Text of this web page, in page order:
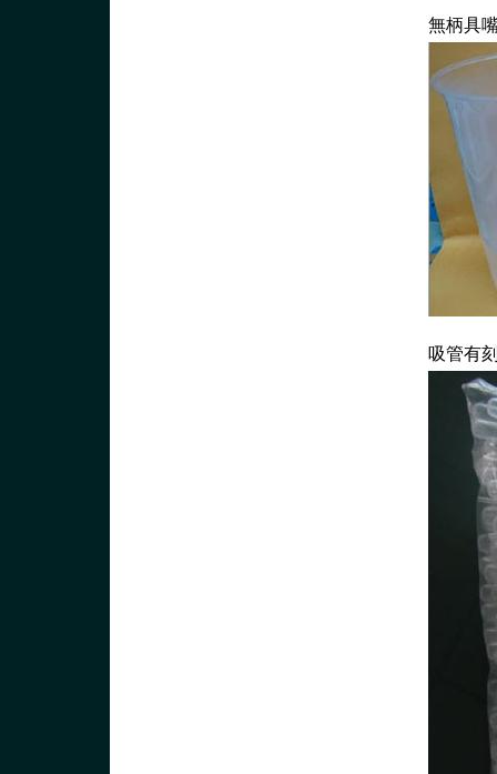
無柄具
吸管有